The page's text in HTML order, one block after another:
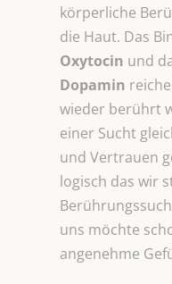
körperliche
die Haut. Das
Oxytocin und
Dopamin
wieder berührt
einer Sucht
und Vertrauen
logisch das wir
uns möchte
angenehme